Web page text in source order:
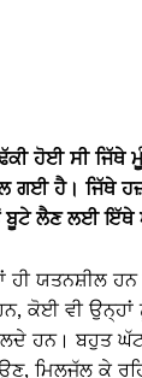
ਢੱਕੀ ਹੋਈ ਸੀ
ਗਈ ਹੈ। ਜਿੱਥੇ
ਬੂਟੇ ਲੈਣ ਲਈ
ਯਤਨਸ਼ੀਲ
ਕੋਈ ਵੀ
ਹਨ। ਬਹੁਤ
ਮਿਲਜੁੱਲ ਕੇ